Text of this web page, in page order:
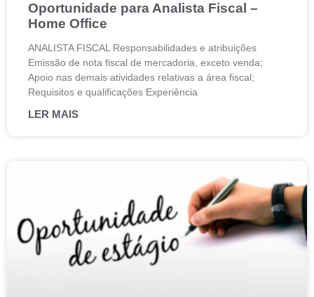
Oportunidade para Analista Fiscal –
Home Office
ANALISTA FISCAL Responsabilidades e atribuições
Emissão de nota fiscal de mercadoria, exceto venda;
Apoio nas demais atividades relativas a área fiscal;
Requisitos e qualificações Experiência
LER MAIS